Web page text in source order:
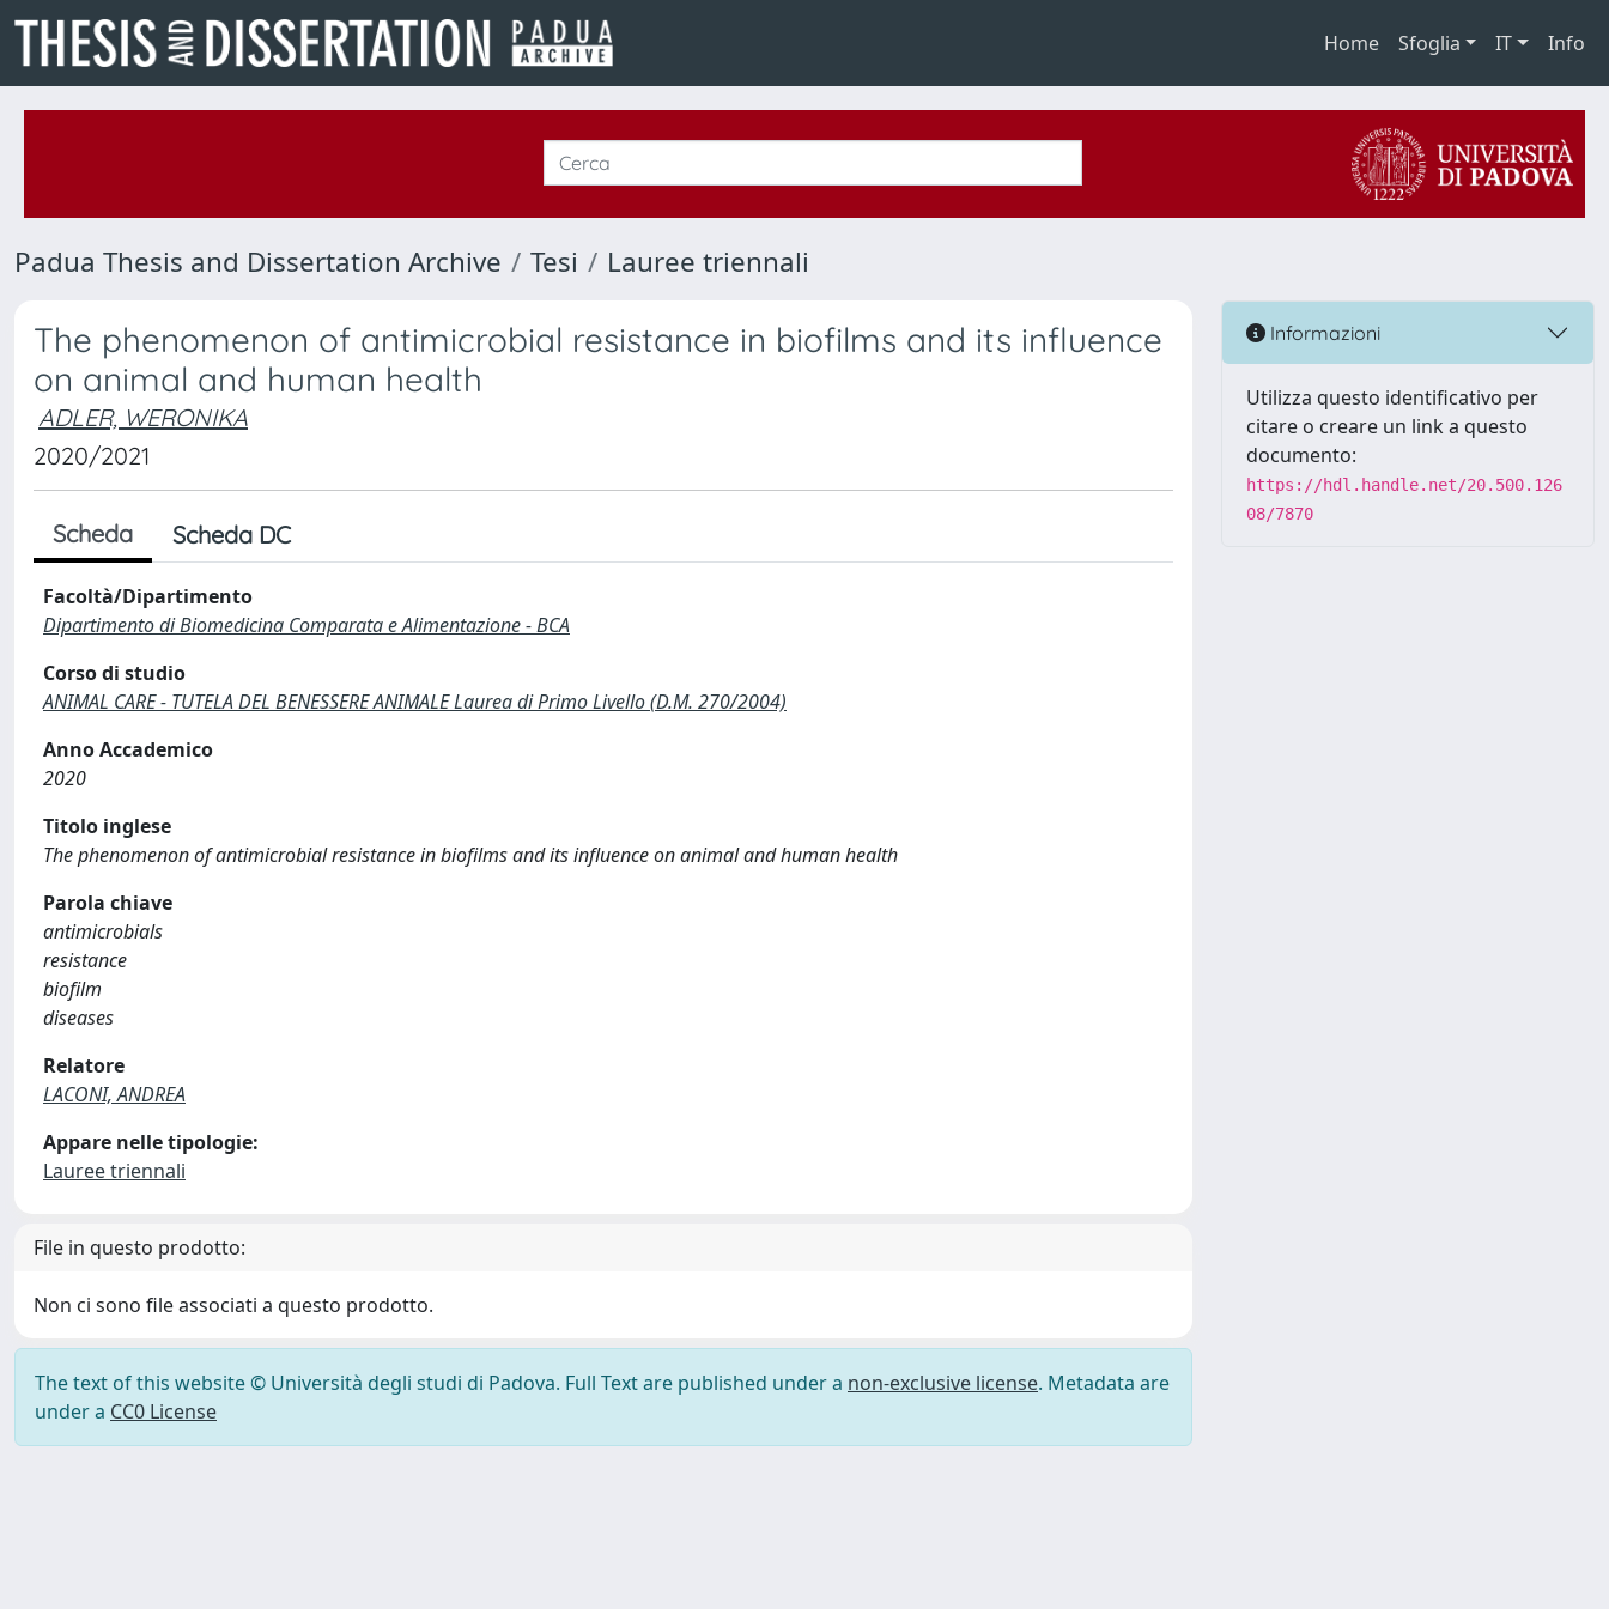
Home Sfoglia IT Info
Padua Thesis and Dissertation Archive Tesi Lauree triennali
The phenomenon of antimicrobial resistance in biofilms and its influence
on animal and human health
ADLER, WERONIKA
2020/2021
Scheda Scheda DC
Facoltà/Dipartimento
Dipartimento di Biomedicina Comparata e Alimentazione - BCA
Corso di studio
ANIMAL CARE - TUTELA DEL BENESSERE ANIMALE Laurea di Primo Livello (D.M. 270/2004)
Anno Accademico
2020
Titolo inglese
The phenomenon of antimicrobial resistance in biofilms and its influence on animal and human health
Parola chiave
antimicrobials
resistance
biofilm
diseases
Relatore
LACONI, ANDREA
Appare nelle tipologie:
Lauree triennali
File in questo prodotto:
Non ci sono file associati a questo prodotto.
The text of this website © Università degli studi di Padova. Full Text are published under a non-exclusive license. Metadata are
under a CC0 License
Informazioni
Utilizza questo identificativo per
citare o creare un link a questo
documento:
https://hdl.handle.net/20.500.126
08/7870